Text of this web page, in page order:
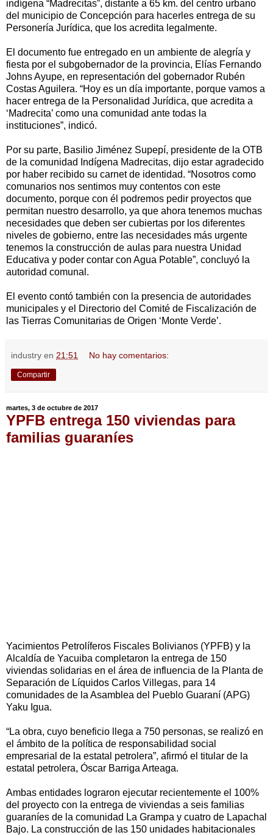
indígena “Madrecitas”, distante a 65 km. del centro urbano
del municipio de Concepción para hacerles entrega de su
Personería Jurídica, que los acredita legalmente.
El documento fue entregado en un ambiente de alegría y
fiesta por el subgobernador de la provincia, Elías Fernando
Johns Ayupe, en representación del gobernador Rubén
Costas Aguilera. “Hoy es un día importante, porque vamos a
hacer entrega de la Personalidad Jurídica, que acredita a
‘Madrecita’ como una comunidad ante todas la
instituciones”, indicó.
Por su parte, Basilio Jiménez Supepí, presidente de la OTB
de la comunidad Indígena Madrecitas, dijo estar agradecido
por haber recibido su carnet de identidad. “Nosotros como
comunarios nos sentimos muy contentos con este
documento, porque con él podremos pedir proyectos que
permitan nuestro desarrollo, ya que ahora tenemos muchas
necesidades que deben ser cubiertas por los diferentes
niveles de gobierno, entre las necesidades más urgente
tenemos la construcción de aulas para nuestra Unidad
Educativa y poder contar con Agua Potable”, concluyó la
autoridad comunal.
El evento contó también con la presencia de autoridades
municipales y el Directorio del Comité de Fiscalización de
las Tierras Comunitarias de Origen ‘Monte Verde’.
industry en 21:51 No hay comentarios:
Compartir
martes, 3 de octubre de 2017
YPFB entrega 150 viviendas para
familias guaraníes
Yacimientos Petrolíferos Fiscales Bolivianos (YPFB) y la
Alcaldía de Yacuiba completaron la entrega de 150
viviendas solidarias en el área de influencia de la Planta de
Separación de Líquidos Carlos Villegas, para 14
comunidades de la Asamblea del Pueblo Guaraní (APG)
Yaku Igua.
“La obra, cuyo beneficio llega a 750 personas, se realizó en
el ámbito de la política de responsabilidad social
empresarial de la estatal petrolera”, afirmó el titular de la
estatal petrolera, Óscar Barriga Arteaga.
Ambas entidades lograron ejecutar recientemente el 100%
del proyecto con la entrega de viviendas a seis familias
guaraníes de la comunidad La Grampa y cuatro de Lapachal
Bajo. La construcción de las 150 unidades habitacionales